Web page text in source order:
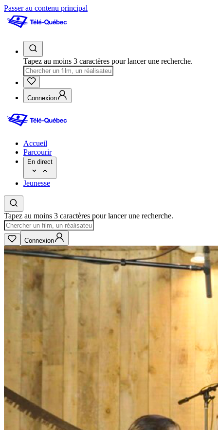
Passer au contenu principal
Tapez au moins 3 caractères pour lancer une recherche.
Connexion
Accueil
Parcourir
En direct
Jeunesse
Tapez au moins 3 caractères pour lancer une recherche.
Connexion